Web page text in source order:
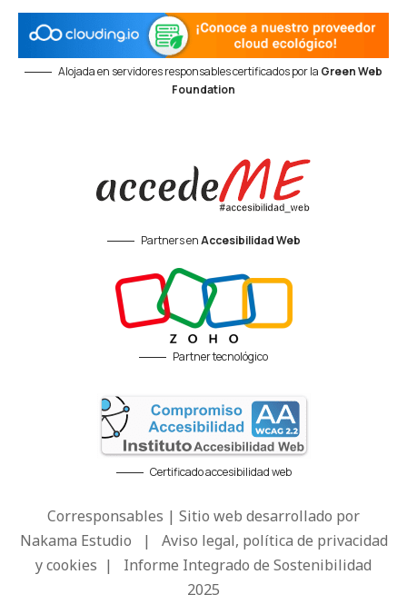
Alojada en servidores responsables certificados por la Green Web
Foundation
Partners enAccesibilidad Web
Partner tecnológico
Certificado accesibilidad web
Corresponsables | Sitio web desarrollado por
Nakama Estudio | Aviso legal, política de privacidad
y cookies | Informe Integrado de Sostenibilidad
2025